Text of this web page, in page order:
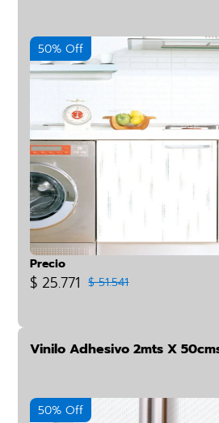
50% Off
Precio
$ 25.771 $ 51.541
Vinilo Adhesivo 2mts X
50% Off